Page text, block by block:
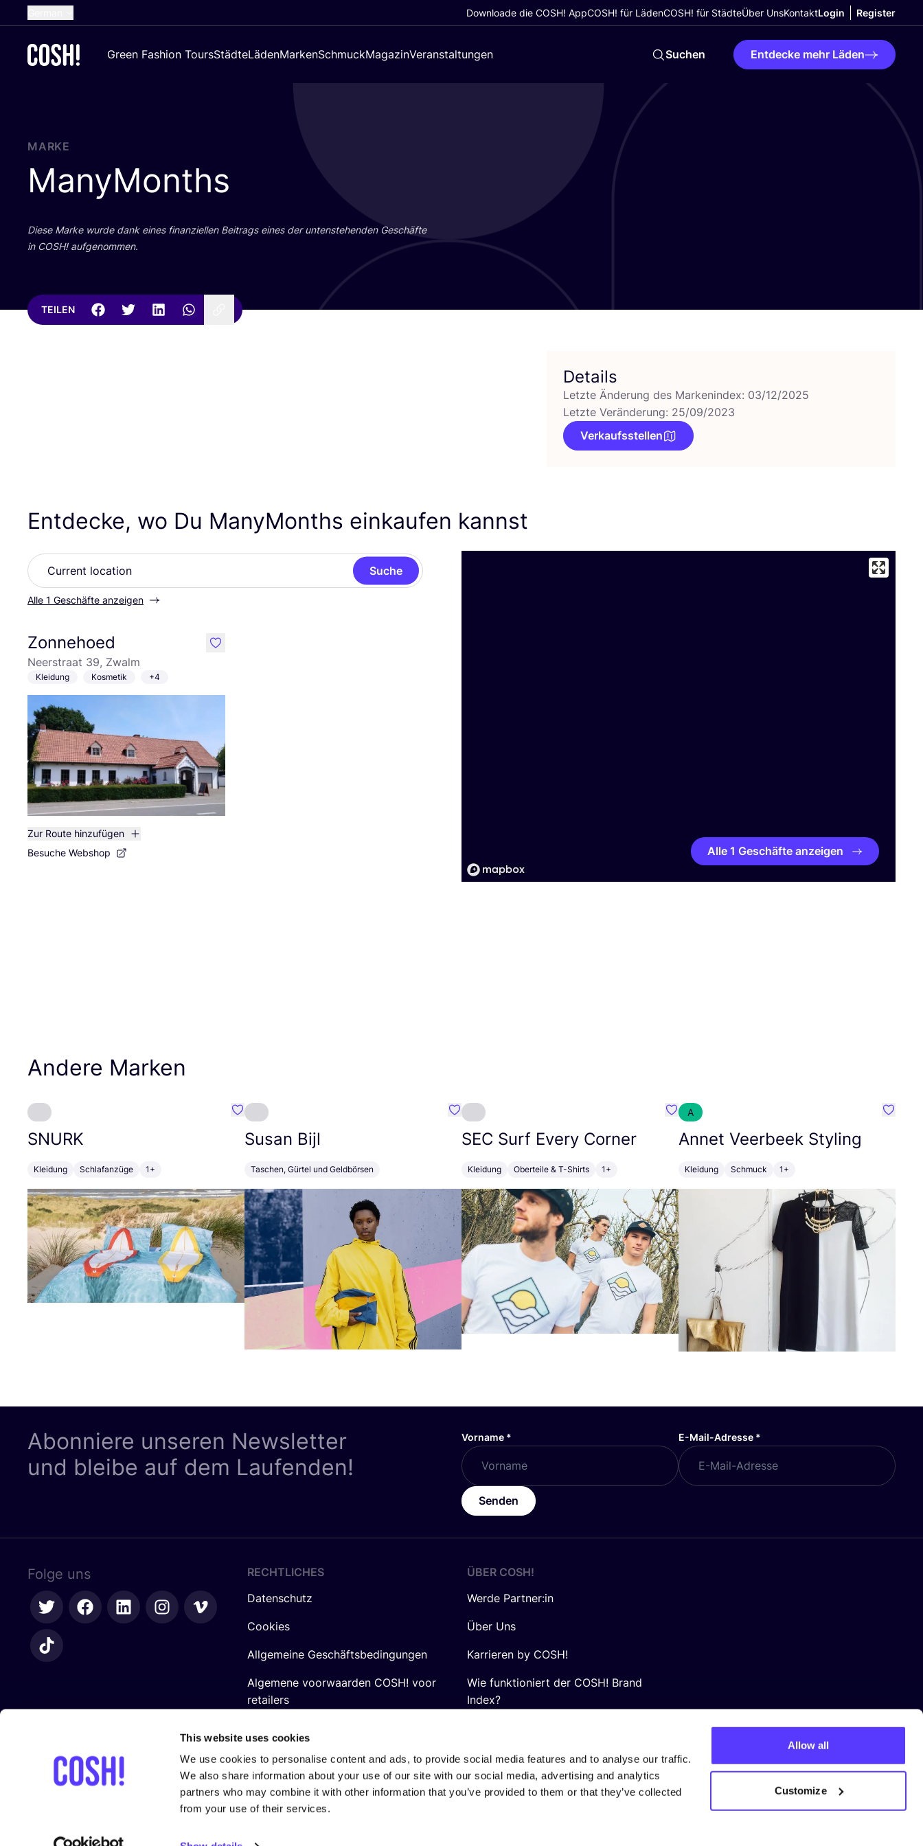
This website uses cookies
We use cookies to personalise content and ads, to provide social media features and to analyse our traffic.
We also share information about your use of our site with our social media, advertising and analytics
partners who may combine it with other information that you’ve provided to them or that they’ve collected
from your use of their services.
Allow all
Customize
Dutch
Croatian
Downloade die COSH! AppCOSH! für LädenCOSH! für StädteÜber UnsKontaktLogin Register
Green Fashion ToursStädteLädenMarkenSchmuckMagazinVeranstaltungen Suchen Entdecke mehr Läden
MARKE
ManyMonths
Die­se Mar­ke wur­de dank eines finan­zi­el­len Bei­trags eines der unten­ste­hen­den Geschäf­te
in COSH! aufgenommen.
TEILEN
Details
Letzte Änderung des Markenindex: 03/12/2025
Letzte Veränderung: 25/09/2023
Verkaufsstellen
Entdecke, wo Du ManyMonths einkaufen kannst
Suche
Alle 1 Geschäfte anzeigen
Zonnehoed
Neerstraat 39, Zwalm
Kleidung Kosmetik +4
Zur Route hinzufügen
Besuche Webshop
like
Alle 1 Geschäfte anzeigen
Andere Marken
SNURK
Kleidung Schlafanzüge 1+
Favorit SNURK
Susan Bijl
Taschen, Gürtel und Geldbörsen
Favorit Susan Bijl
SEC Surf Every Corner
Kleidung Oberteile & T-Shirts 1+
Favorit SEC Surf Every Corner
A
Annet Veerbeek Styling
Kleidung Schmuck 1+
Favorit
Abonniere unseren Newsletter
und bleibe auf dem Laufenden!
Vorname * E-Mail-Adresse *
Senden
Folge uns
RECHTLICHES
Datenschutz
Cookies
Allgemeine Geschäftsbedingungen
Algemene voorwaarden COSH! voor
retailers
ÜBER COSH!
Werde Partner:in
Über Uns
Karrieren by COSH!
Wie funktioniert der COSH! Brand
Index?